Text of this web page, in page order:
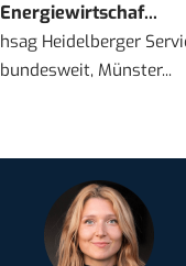
Energiewirtschaf...
hsag Heidelberger
bundesweit, Münster...